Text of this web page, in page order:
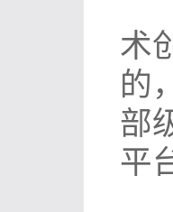
术
的
部
平